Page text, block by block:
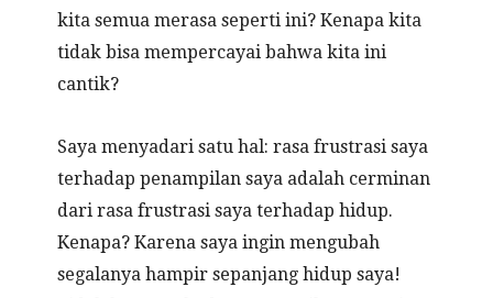
kita semua merasa seperti ini? Kenapa kita
tidak bisa mempercayai bahwa kita ini
cantik?
Saya menyadari satu hal: rasa frustrasi saya
terhadap penampilan saya adalah cerminan
dari rasa frustrasi saya terhadap hidup.
Kenapa? Karena saya ingin mengubah
segalanya hampir sepanjang hidup saya!